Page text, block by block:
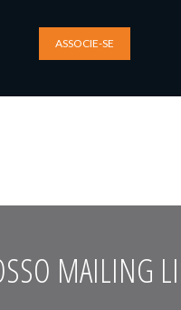
ASSOCIE-SE
MAILING